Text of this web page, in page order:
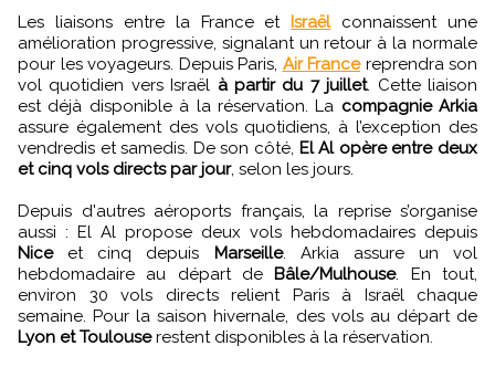
Les liaisons entre la France et Israëlconnaissent une
amélioration progressive, signalant un retour à la normale
pour les voyageurs. Depuis Paris, Air Francereprendra son
vol quotidien vers Israël à partir du 7 juillet. Cette liaison
est déjà disponible à la réservation. La compagnie Arkia
assure également des vols quotidiens, à l’exception des
vendredis et samedis. De son côté, El Al opère entre deux
et cinq vols directs par jour, selon les jours.
Depuis d'autres aéroports français, la reprise s’organise
aussi : El Al propose deux vols hebdomadaires depuis
Nice et cinq depuis Marseille. Arkia assure un vol
hebdomadaire au départ de Bâle/Mulhouse. En tout,
environ 30 vols directs relient Paris à Israël chaque
semaine. Pour la saison hivernale, des vols au départ de
Lyon et Toulouserestent disponibles à la réservation.